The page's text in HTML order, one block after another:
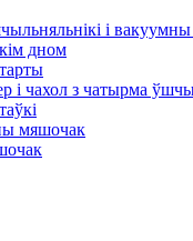
і
дном
і чахол з чатырма
мяшочак